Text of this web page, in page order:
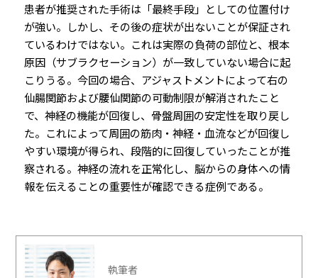
患者が推奨された手術は「最終手段」としての位置付け
が強い。しかし、その後の症状が出ないことが保証され
ているわけではない。これは実際の負荷の部位と、根本
原因（サブラクセーション）が一致していない場合に起
こりうる。今回の場合、アジャストメントによって右の
仙腸関節および腰仙関節の可動制限が解消されたこと
で、神経の機能が回復し、骨盤周囲の安定性を取り戻し
た。これによって周囲の筋肉・神経・血流などが回復し
やすい環境が得られ、段階的に回復していったことが推
察される。神経の流れを正常化し、脳からの身体への情
報を伝えることの重要性が確認できる症例である。
執筆者